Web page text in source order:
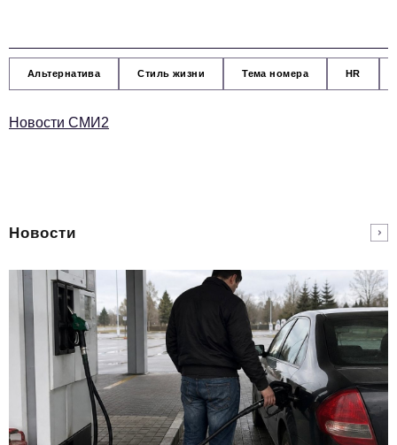
Альтернатива Стиль жизни Тема номера HR
Новости СМИ2
Новости